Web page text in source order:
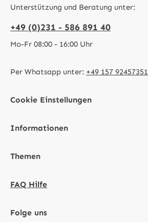
Unterstützung und Beratung unter:
+49 (0)231 - 586 891 40
Mo-Fr 08:00 - 16:00 Uhr
Per Whatsapp unter: +49 157 92457351
Cookie Einstellungen
Informationen
Themen
FAQ Hilfe
Folge uns